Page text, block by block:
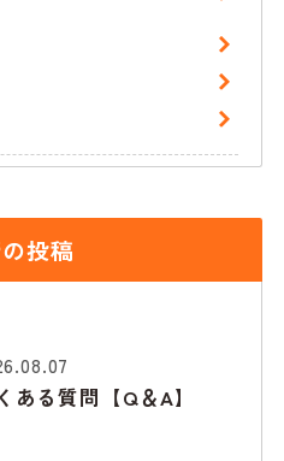
投稿
ある質問【Q＆A】